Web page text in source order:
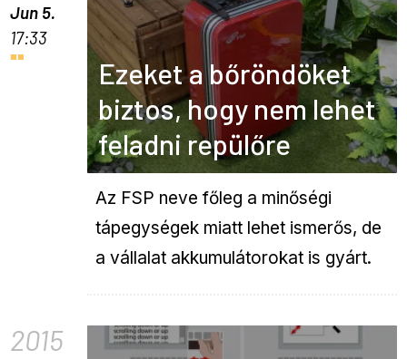
Jun 5.
17:33
Ezeket a bőröndöket
biztos, hogy nem lehet
feladni repülőre
Az FSP neve főleg a minőségi
tápegységek miatt lehet ismerős, de
a vállalat akkumulátorokat is gyárt.
2015